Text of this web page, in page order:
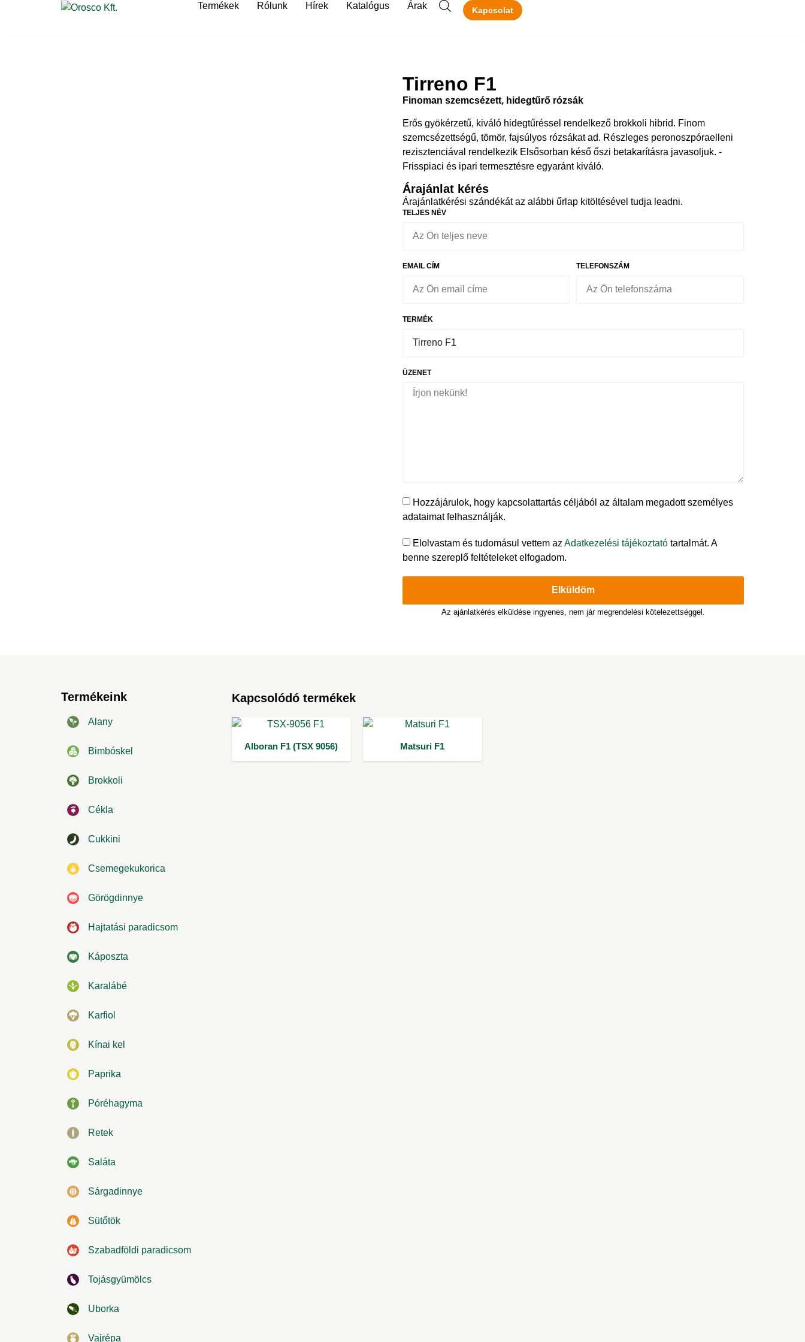
Termékek Rólunk Hírek Katalógus Árak Kapcsolat
Tirreno F1
Finoman szemcsézett, hidegtűrő rózsák
Erős gyökérzetű, kiváló hidegtűréssel rendelkező brokkoli hibrid. Finom
szemcsézettségű, tömör, fajsúlyos rózsákat ad. ­Részleges ­peronoszpóra­elleni
rezisztenciával ­rendelkezik Elsősorban késő őszi betakarításra javasoljuk. ­
Frisspiaci ­és­ ipari ­termesztésre ­egyaránt ­kiváló.
Árajánlat kérés
Árajánlatkérési szándékát az alábbi űrlap kitöltésével tudja leadni.
TELJES NÉV
EMAIL CÍM TELEFONSZÁM
TERMÉK
ÜZENET
Hozzájárulok, hogy kapcsolattartás céljából az általam megadott személyes
adataimat felhasználják.
Elolvastam és tudomásul vettem az Adatkezelési tájékoztató tartalmát. A
benne szereplő feltételeket elfogadom.
Elküldöm
Az ajánlatkérés elküldése ingyenes, nem jár megrendelési kötelezettséggel.
Termékeink
Alany
Bimbóskel
Brokkoli
Cékla
Cukkini
Csemegekukorica
Görögdinnye
Hajtatási paradicsom
Káposzta
Karalábé
Karfiol
Kínai kel
Paprika
Póréhagyma
Retek
Saláta
Sárgadinnye
Sütőtök
Szabadföldi paradicsom
Tojásgyümölcs
Uborka
Vajrépa
Kapcsolódó termékek
Alboran F1 (TSX 9056) Matsuri F1